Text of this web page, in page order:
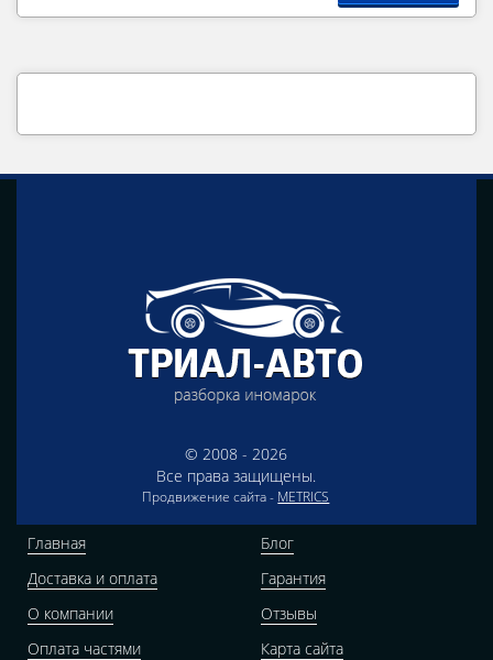
© 2008 - 2026
Все права защищены.
Продвижение сайта - METRICS
Главная
Доставка и оплата
О компании
Оплата частями
Блог
Гарантия
Отзывы
Карта сайта